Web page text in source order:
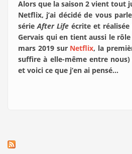
Alors que la saison 2 vient tout
Netflix, j’ai décidé de vous
sérieAfter Life écrite et réalisée
Gervais qui en tient aussi le
mars 2019 sur Netflix, la
suffire à elle-même entre
et voici ce que j’en ai pensé…